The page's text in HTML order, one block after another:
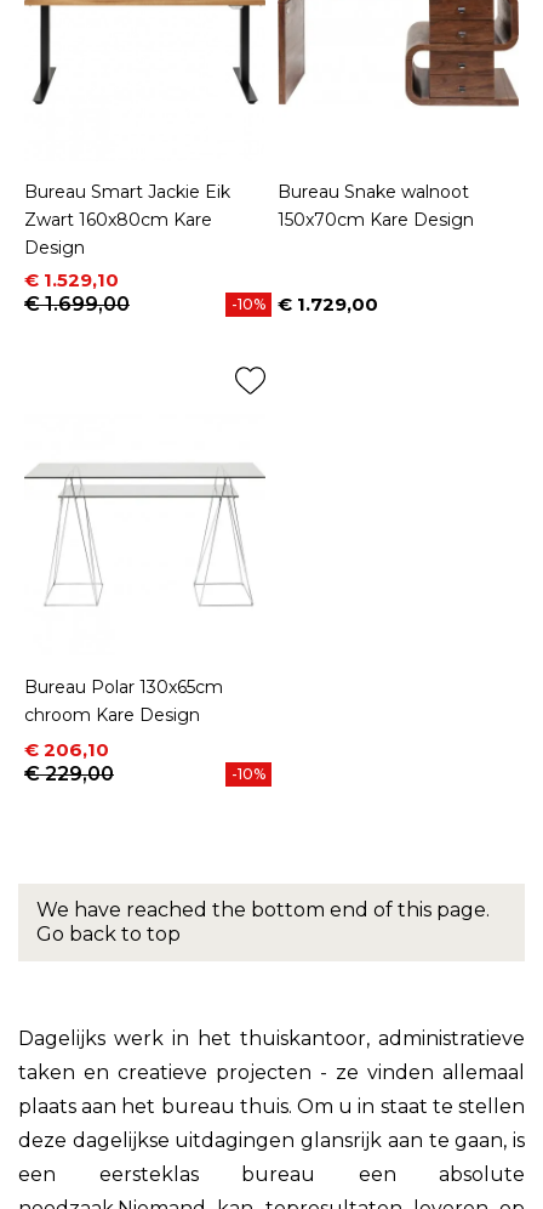
Bureau Smart Jackie Eik
Zwart 160x80cm Kare
Design
Prijs
€ 1.529,10
Normale prijs
€ 1.699,00
-10%
Bureau Snake walnoot
150x70cm Kare Design
Prijs
€ 1.729,00
Bureau Polar 130x65cm
chroom Kare Design
Prijs
€ 206,10
Normale prijs
€ 229,00
-10%
We have reached the bottom end of this page.
Go back to top
Dagelijks werk in het thuiskantoor, administratieve
taken en creatieve projecten - ze vinden allemaal
plaats aan het bureau thuis. Om u in staat te stellen
deze dagelijkse uitdagingen glansrijk aan te gaan, is
een eersteklas bureau een absolute